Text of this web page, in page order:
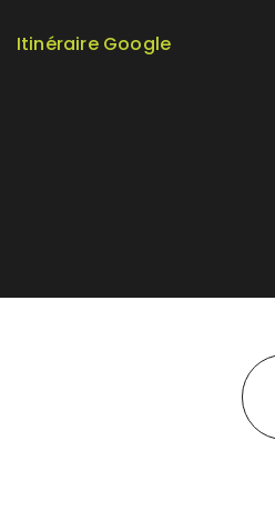
Itinéraire Google